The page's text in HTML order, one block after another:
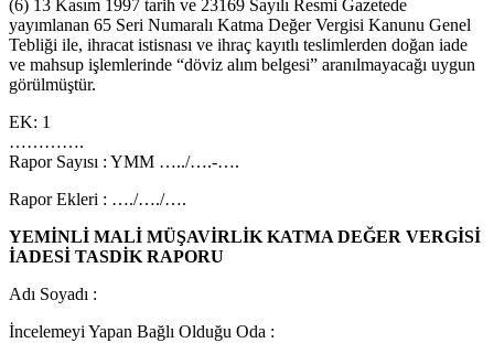
(6) 13 Kasım 1997 tarih ve 23169 Sayılı Resmi Gazetede
yayımlanan 65 Seri Numaralı Katma Değer Vergisi Kanunu Genel
Tebliği ile, ihracat istisnası ve ihraç kayıtlı teslimlerden doğan iade
ve mahsup işlemlerinde “döviz alım belgesi” aranılmayacağı uygun
görülmüştür.
EK: 1
………….
Rapor Sayısı : YMM …../….-….
Rapor Ekleri : …./…./….
YEMİNLİ MALİ MÜŞAVİRLİK KATMA DEĞER VERGİSİ
İADESİ TASDİK RAPORU
Adı Soyadı :
İncelemeyi Yapan Bağlı Olduğu Oda :